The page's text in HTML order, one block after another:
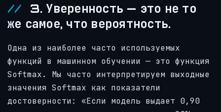
3. Уверенность — это не то
же самое, что вероятность.
Одна из наиболее часто используемых
функций в машинном обучении — это функция
Softmax. Мы часто интерпретируем выходные
значения Softmax как показатели
достоверности: «Если модель выдает 0,90